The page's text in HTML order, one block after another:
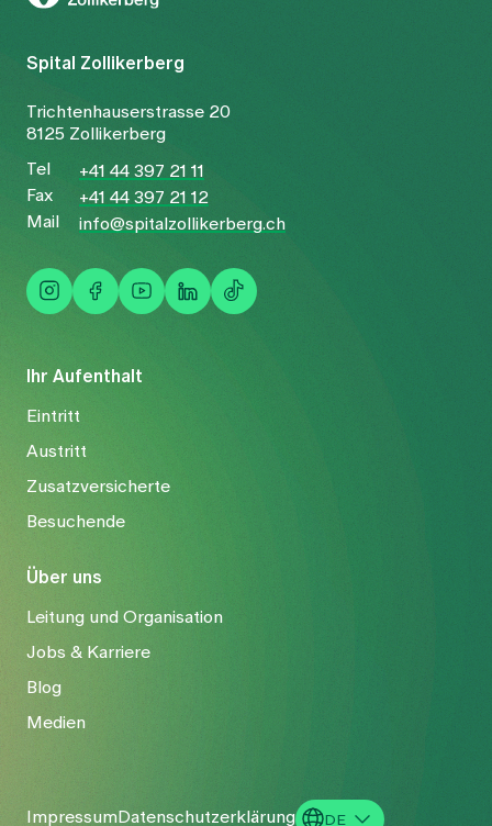
Ihr Aufenthalt
Eintritt
Austritt
Zusatzversicherte
Besuchende
Über uns
Leitung und Organisation
Jobs & Karriere
Blog
Medien
Spital Zollikerberg
Trichtenhauserstrasse 20
8125 Zollikerberg
Tel
+41 44 397 21 11
Fax
+41 44 397 21 12
Mail
info@spitalzollikerberg.ch
ImpressumDatenschutzerklärung DE